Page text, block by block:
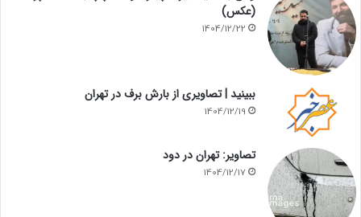
(عکس)
1404/12/22
ببینید | تصاویری از بارش برف در تهران
1404/12/19
تصاویر: تهران در دود
1404/12/17